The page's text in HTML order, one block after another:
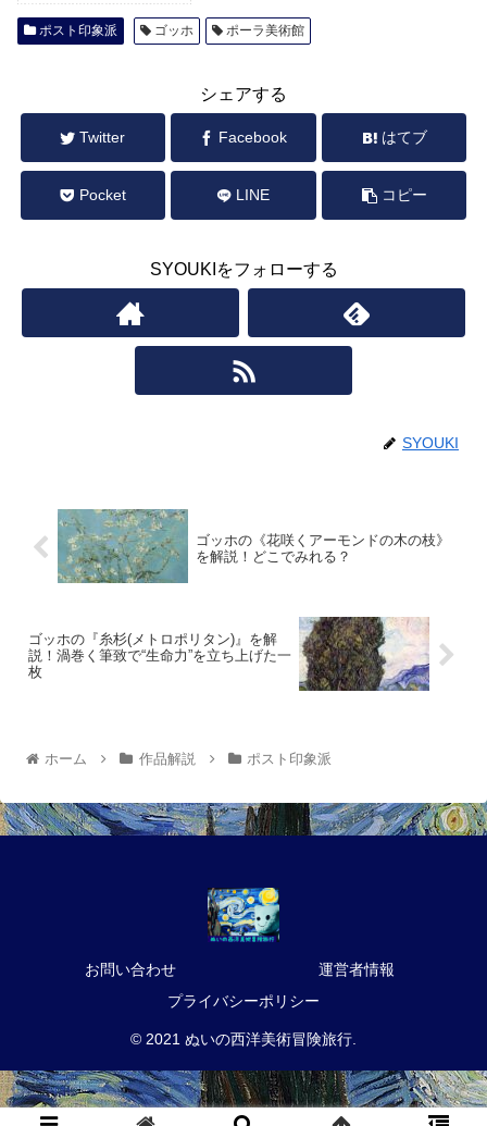
ポスト印象派 ゴッホ ポーラ美術館
シェアする
Twitter Facebook はてブ
Pocket LINE コピー
SYOUKIをフォローする
SYOUKI
ゴッホの《花咲くアーモンドの木の枝》
を解説！どこでみれる？
ゴッホの『糸杉(メトロポリタン)』を解
説！渦巻く筆致で“生命力”を立ち上げた一
枚
ホーム 作品解説 ポスト印象派
お問い合わせ
運営者情報
プライバシーポリシー
© 2021 ぬいの西洋美術冒険旅行.